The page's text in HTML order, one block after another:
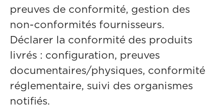
preuves de conformité, gestion des
non-conformités fournisseurs.
Déclarer la conformité des produits
livrés : configuration, preuves
documentaires/physiques, conformité
réglementaire, suivi des organismes
notifiés.